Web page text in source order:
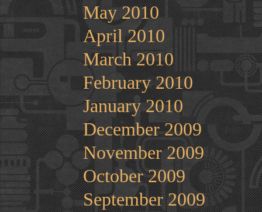
May 2010
April 2010
March 2010
February 2010
January 2010
December 2009
November 2009
October 2009
September 2009